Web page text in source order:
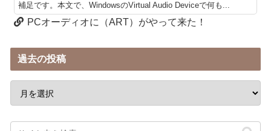
補足です。本文で、WindowsのVirtual Audio Deviceで何も...
PCオーディオに（ART）がやって来た！
過去の投稿